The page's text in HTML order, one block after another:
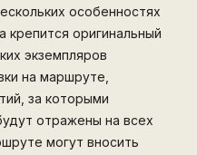
особенностях
оригинальный
экземпляров
на маршруте,
за которыми
отражены на всех
могут вносить